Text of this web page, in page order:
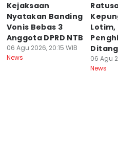
Kejaksaan
Nyatakan Banding
Vonis Bebas 3
Anggota DPRD NTB
06 Agu 2026, 20:15 WIB
News
Lotim,
06 Agu
News